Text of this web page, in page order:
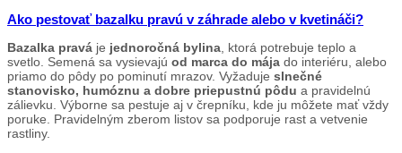
Ako pestovať bazalku pravú v záhrade alebo v kvetináči?
Bazalka pravá je jednoročná bylina , ktorá potrebuje teplo a
svetlo. Semená sa vysievajú od marca do mája do interiéru, alebo
priamo do pôdy po pominutí mrazov. Vyžaduje slnečné
stanovisko, humóznu a dobre priepustnú pôdu a pravidelnú
zálievku. Výborne sa pestuje aj v črepníku, kde ju môžete mať vždy
poruke. Pravidelným zberom listov sa podporuje rast a vetvenie
rastliny.